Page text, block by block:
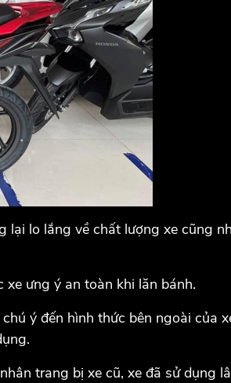
lại lo lắng về chất lượng xe cũng
xe ưng ý an toàn khi lăn bánh.
ý đến hình thức bên ngoài của
trang bị xe cũ, xe đã sử dụng